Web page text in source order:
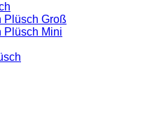
Plüsch Groß
Plüsch Mini